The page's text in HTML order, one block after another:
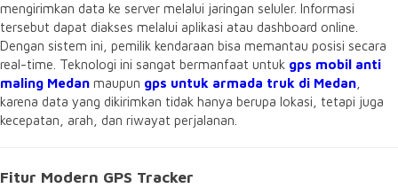
mengirimkan data ke server melalui jaringan seluler. Informasi
tersebut dapat diakses melalui aplikasi atau dashboard online.
Dengan sistem ini, pemilik kendaraan bisa memantau posisi secara
real-time. Teknologi ini sangat bermanfaat untuk gps mobil anti
maling Medan maupun gps untuk armada truk di Medan
karena data yang dikirimkan tidak hanya berupa lokasi, tetapi juga
kecepatan, arah, dan riwayat perjalanan.
Fitur Modern GPS Tracker